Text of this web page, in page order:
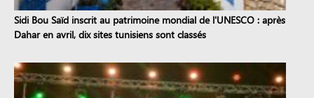
Sidi Bou Saïd inscrit au patrimoine mondial de l'UNESCO : après
Dahar en avril, dix sites tunisiens sont classés